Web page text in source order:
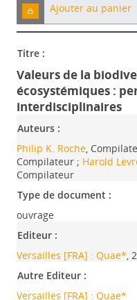
Ajouter au panier
Titre :
Valeurs de la
écosystémiques :
interdisciplinaires
Auteurs :
Philip K. Roche ,
Compilateur ; Harold
Compilateur
Type de document :
ouvrage
Editeur :
Versailles [FRA] : Quae* ,
Autre Editeur :
Versailles [FRA] : Quae*